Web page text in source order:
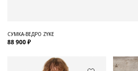
СУМКА-ВЕДРО ZYKE
88 900 ₽